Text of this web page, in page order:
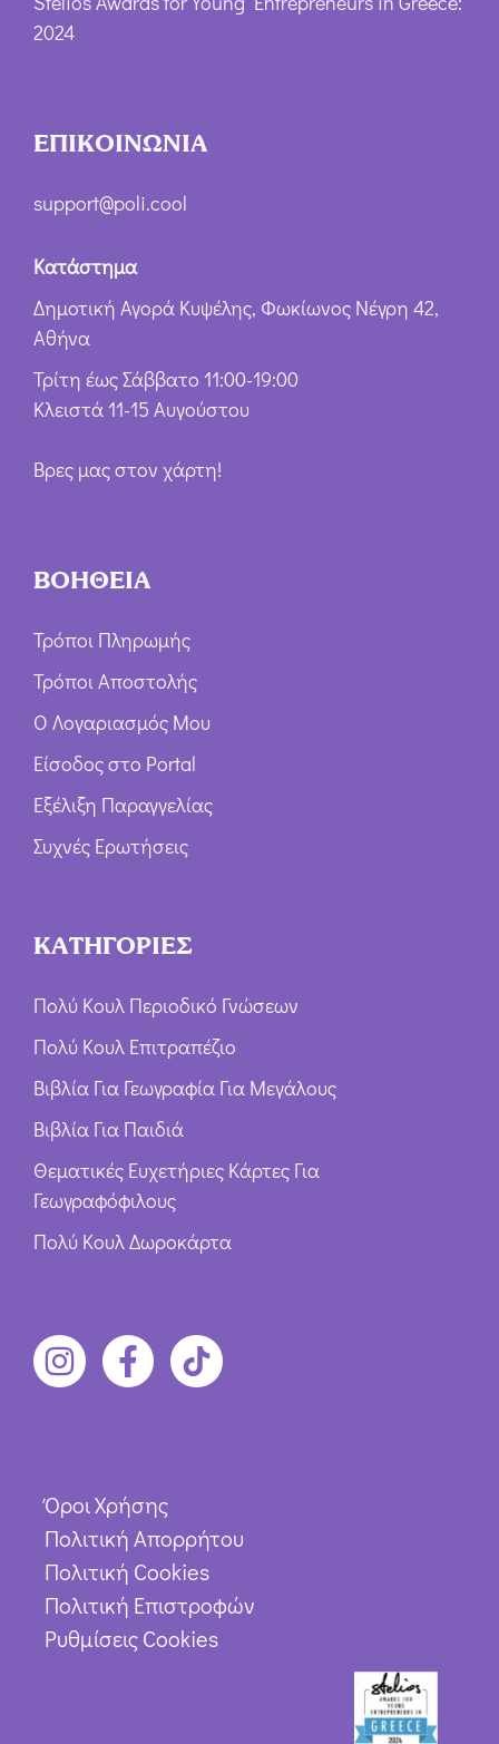
2024
ΕΠΙΚΟΙΝΩΝΙΑ
support@poli.cool
Κατάστημα
Δημοτική Αγορά Κυψέλης, Φωκίωνος Νέγρη 42,
Αθήνα
Τρίτη έως Σάββατο 11:00-19:00
Κλειστά 11-15 Αυγούστου
Βρες μας στον χάρτη!
ΒΟΗΘΕΙΑ
Τρόποι Πληρωμής
Τρόποι Αποστολής
Ο Λογαριασμός Μου
Είσοδος στο Portal
Εξέλιξη Παραγγελίας
Συχνές Ερωτήσεις
ΚΑΤΗΓΟΡΙΕΣ
Πολύ Κουλ Περιοδικό Γνώσεων
Πολύ Κουλ Επιτραπέζιο
Βιβλία Για Γεωγραφία Για Μεγάλους
Βιβλία Για Παιδιά
Θεματικές Ευχετήριες Κάρτες Για
Γεωγραφόφιλους
Πολύ Κουλ Δωροκάρτα
Όροι Χρήσης
Πολιτική Απορρήτου
Πολιτική Cookies
Πολιτική Επιστροφών
Ρυθμίσεις Cookies